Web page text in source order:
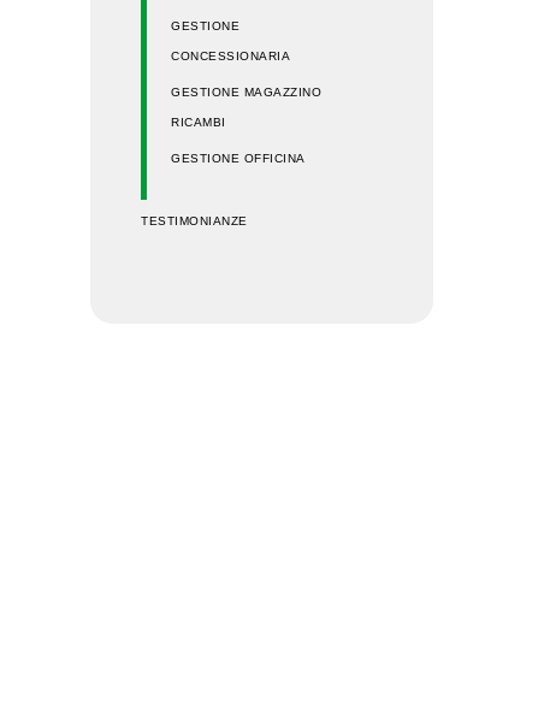
GESTIONE
CONCESSIONARIA
GESTIONE MAGAZZINO
RICAMBI
GESTIONE OFFICINA
TESTIMONIANZE